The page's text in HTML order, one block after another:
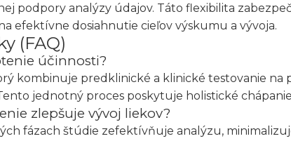
podpory analýzy údajov. Táto flexibilita
efektívne dosiahnutie cieľov výskumu a vývoja.
(FAQ)
účinnosti?
kombinuje predklinické a klinické testovanie na
jednotný proces poskytuje holistické
zlepšuje vývoj liekov?
fázach štúdie zefektívňuje analýzu,